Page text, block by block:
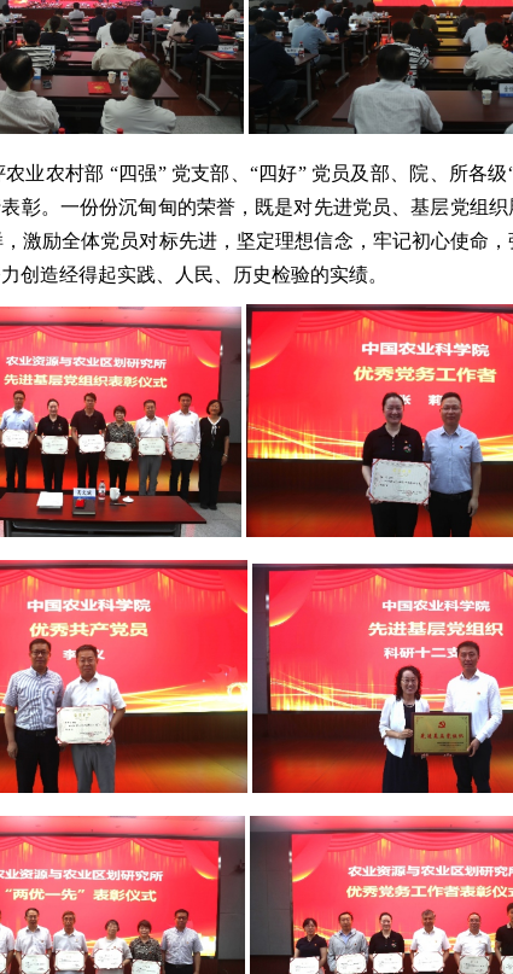
业农村部 “四强” 党支部、“四好” 党员及部、院、所各
彰。一份份沉甸甸的荣誉，既是对先进党员、基层党组
激励全体党员对标先进，坚定理想信念，牢记初心使命，
创造经得起实践、人民、历史检验的实绩。